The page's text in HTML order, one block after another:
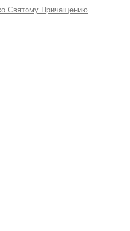
Святому Причащению